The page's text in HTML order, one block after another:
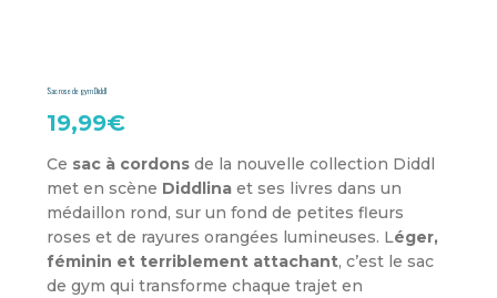
Sac rose de gym Diddl
19,99€
Ce sac à cordons de la nouvelle collection Diddl
met en scène Diddlina et ses livres dans un
médaillon rond, sur un fond de petites fleurs
roses et de rayures orangées lumineuses. Léger,
féminin et terriblement attachant, c’est le sac
de gym qui transforme chaque trajet en